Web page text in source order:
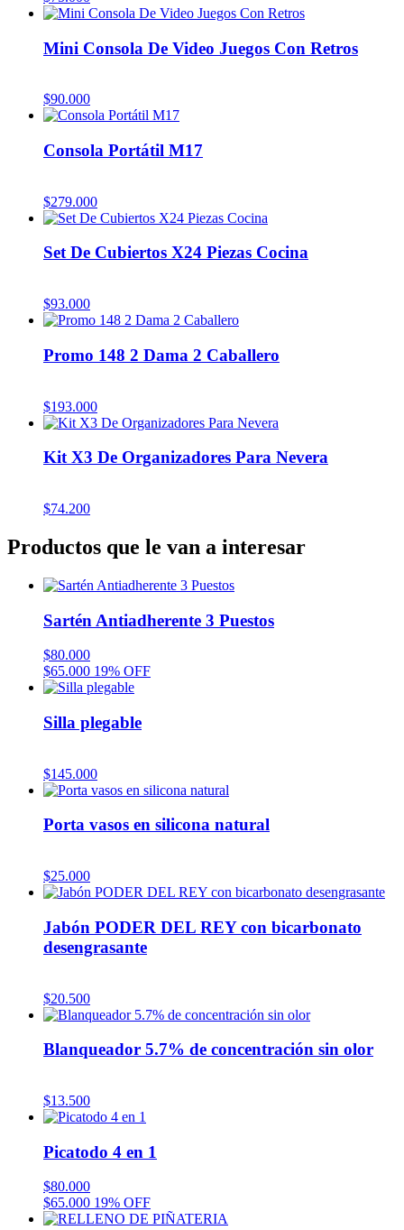
Mini Consola De Video Juegos Con Retros
$90.000
Consola Portátil M17
$279.000
Set De Cubiertos X24 Piezas Cocina
$93.000
Promo 148 2 Dama 2 Caballero
$193.000
Kit X3 De Organizadores Para Nevera
$74.200
Productos que le van a interesar
Sartén Antiadherente 3 Puestos
$80.000
$65.000 19% OFF
Silla plegable
$145.000
Porta vasos en silicona natural
$25.000
Jabón PODER DEL REY con bicarbonato
desengrasante
$20.500
Blanqueador 5.7% de concentración sin olor
$13.500
Picatodo 4 en 1
$80.000
$65.000 19% OFF